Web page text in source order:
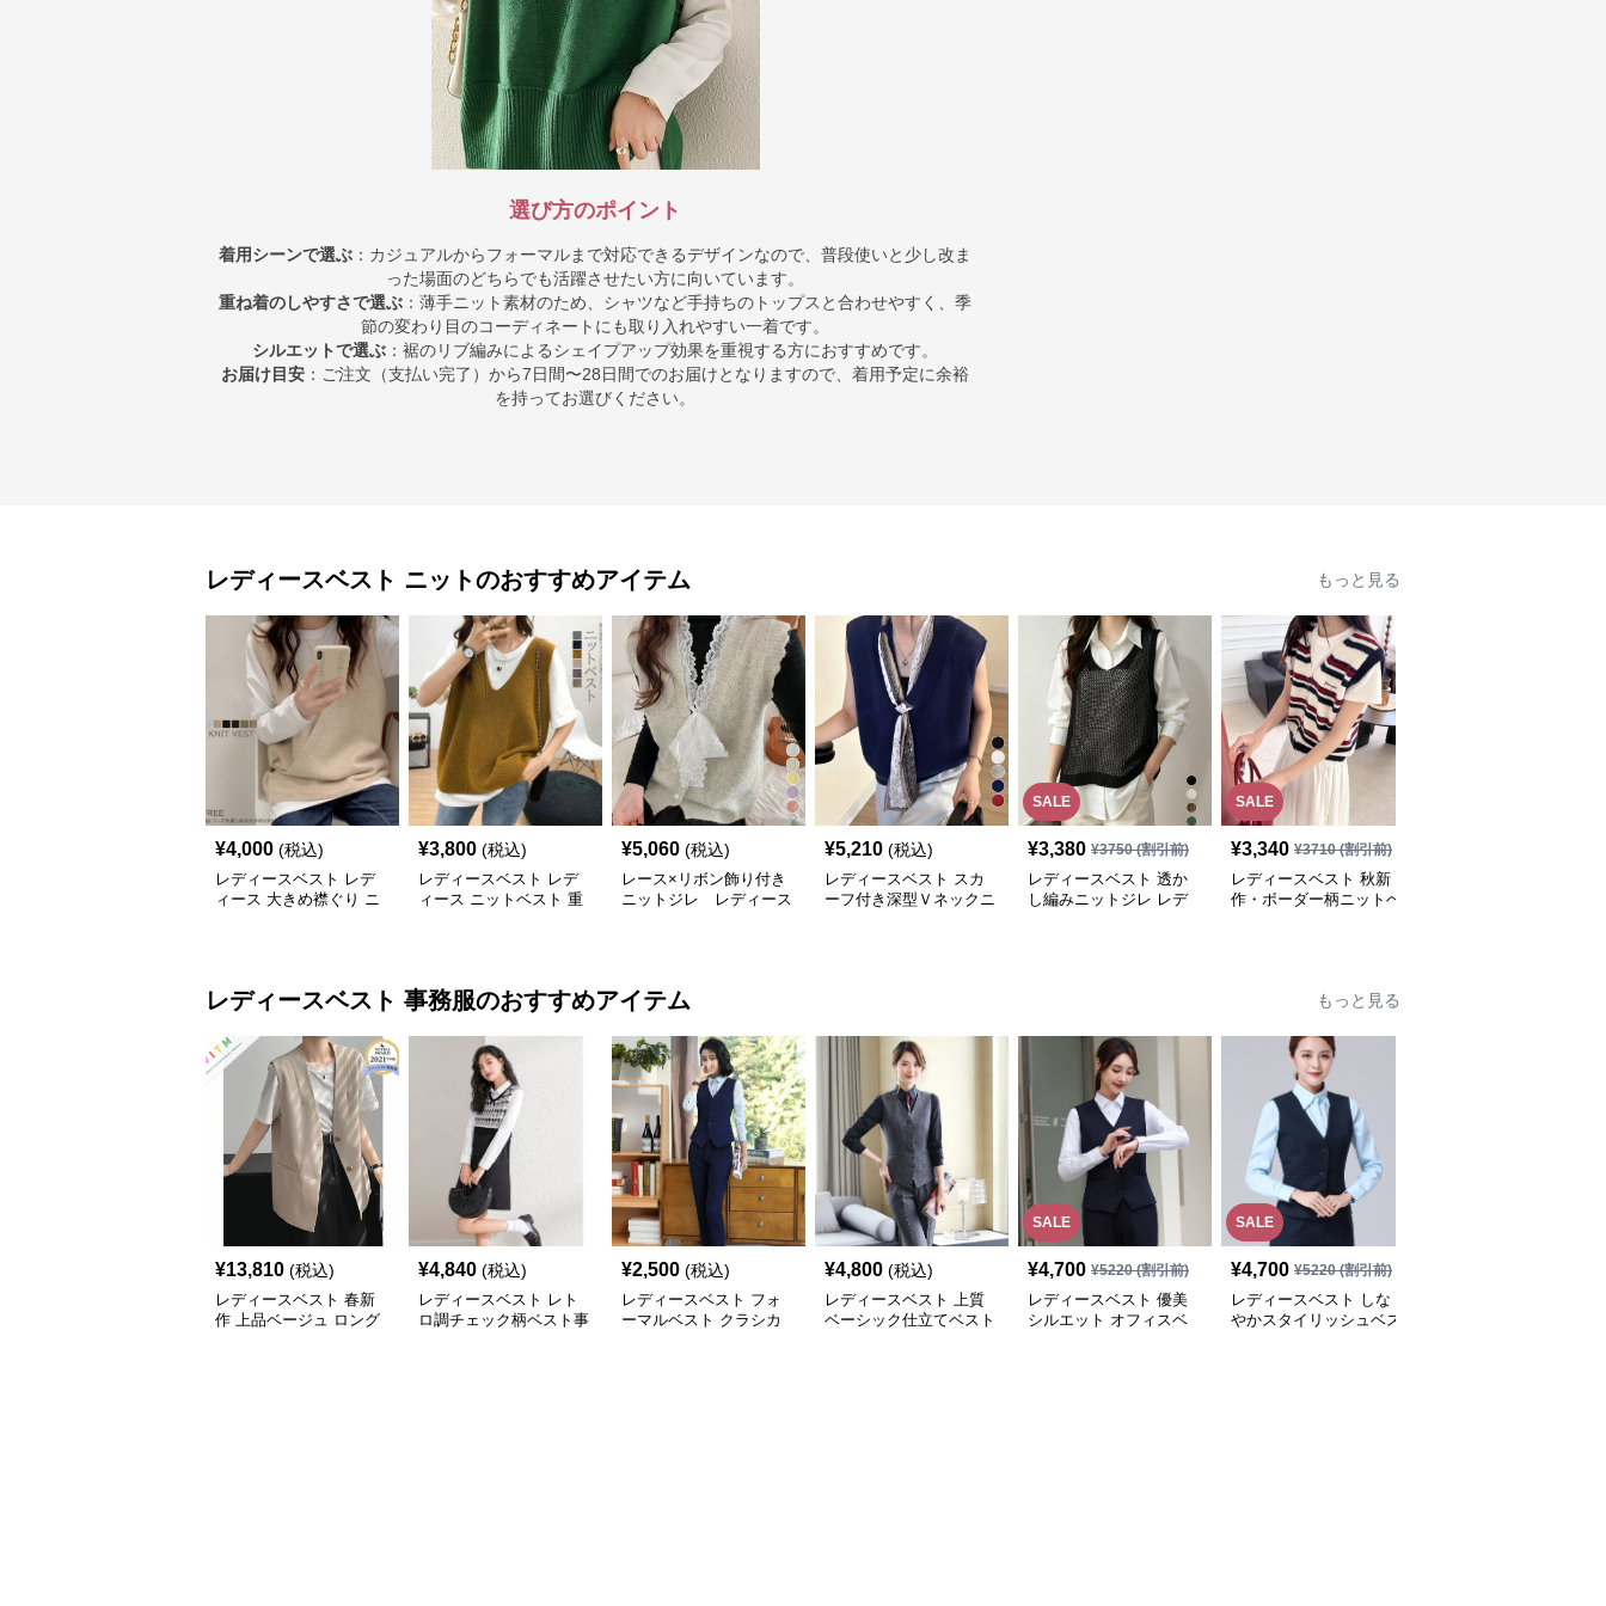
選び方のポイント
着用シーンで選ぶ ：カジュアルからフォーマルまで対応できるデザインなので、普段使いと少し改ま
った場面のどちらでも活躍させたい方に向いています。
重ね着のしやすさで選ぶ ：薄手ニット素材のため、シャツなど手持ちのトップスと合わせやすく、季
節の変わり目のコーディネートにも取り入れやすい一着です。
シルエットで選ぶ ：裾のリブ編みによるシェイプアップ効果を重視する方におすすめです。
お届け目安 ：ご注文（支払い完了）から7日間〜28日間でのお届けとなりますので、着用予定に余裕
を持ってお選びください。
レディースベスト ニットのおすすめアイテム もっと見る
¥4,000 (税込)
レディースベスト レデ
ィース 大きめ襟ぐり ニ
¥3,800 (税込)
レディースベスト レデ
ィース ニットベスト 重
¥5,060 (税込)
レース×リボン飾り付き
ニットジレ レディース
¥5,210 (税込)
レディースベスト スカ
ーフ付き深型Ｖネックニ
SALE
¥3,380 ¥3750(割引前)
レディースベスト 透か
し編みニットジレ レデ
SALE
¥3,340 ¥3710(割引前)
レディースベスト 秋新
作・ボーダー柄ニットベ
レディースベスト 事務服のおすすめアイテム もっと見る
¥13,810 (税込)
レディースベスト 春新
作 上品ベージュ ロング
¥4,840 (税込)
レディースベスト レト
ロ調チェック柄ベスト事
¥2,500 (税込)
レディースベスト フォ
ーマルベスト クラシカ
¥4,800 (税込)
レディースベスト 上質
ベーシック仕立てベスト
SALE
¥4,700 ¥5220(割引前)
レディースベスト 優美
シルエット オフィスベ
SALE
¥4,700 ¥5220(割引前)
レディースベスト しな
やかスタイリッシュベス